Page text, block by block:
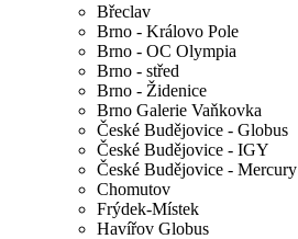
Břeclav
Brno - Královo Pole
Brno - OC Olympia
Brno - střed
Brno - Židenice
Brno Galerie Vaňkovka
České Budějovice - Globus
České Budějovice - IGY
České Budějovice - Mercury
Chomutov
Frýdek-Místek
Havířov Globus